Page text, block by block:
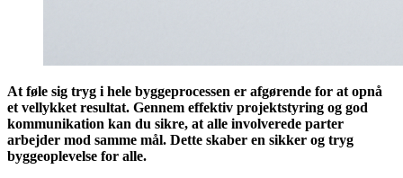
At føle sig tryg i hele byggeprocessen er afgørende for at opnå
et vellykket resultat. Gennem effektiv projektstyring og god
kommunikation kan du sikre, at alle involverede parter
arbejder mod samme mål. Dette skaber en sikker og tryg
byggeoplevelse for alle.